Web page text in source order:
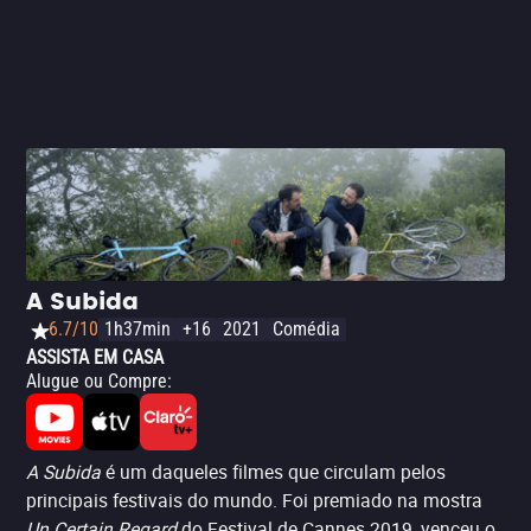
A Subida
6.7/10 1h37min +16 2021
Comédia
ASSISTA EM CASA
Alugue ou Compre:
A Subidaé um daqueles filmes que circulam pelos
principais festivais do mundo. Foi premiado na mostra